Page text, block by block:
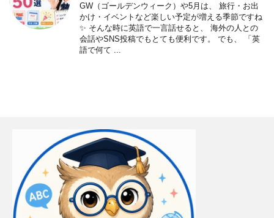
GW（ゴールデンウィーク）や5月は、 旅行・お出
かけ・イベントなど楽しい予定が増える季節ですね
✨ そんな時に英語で一言話せると、 海外の人との
会話やSNS投稿でもとても便利です。 でも、 「英
語で何て ...